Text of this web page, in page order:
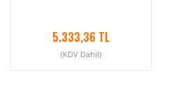
5.333,36 TL
(KDV Dahil)